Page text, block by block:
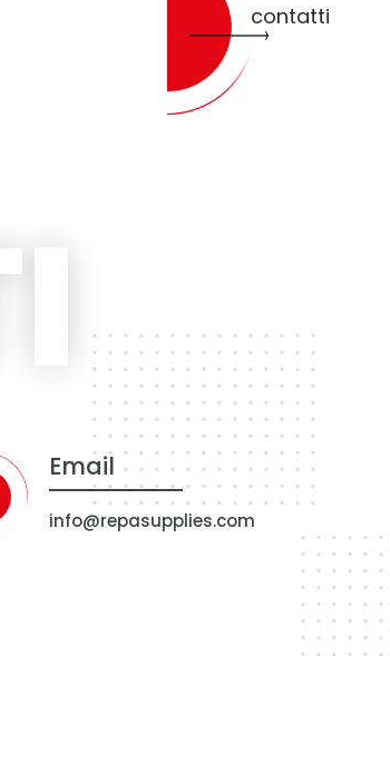
contatti
Email
info@repasupplies.com